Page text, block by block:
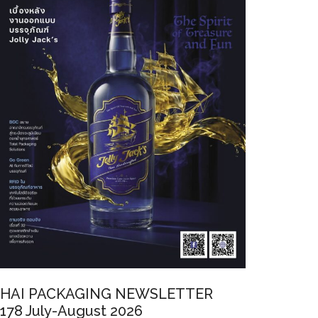
PACKAGING NEWSLETTER
July-August 2026